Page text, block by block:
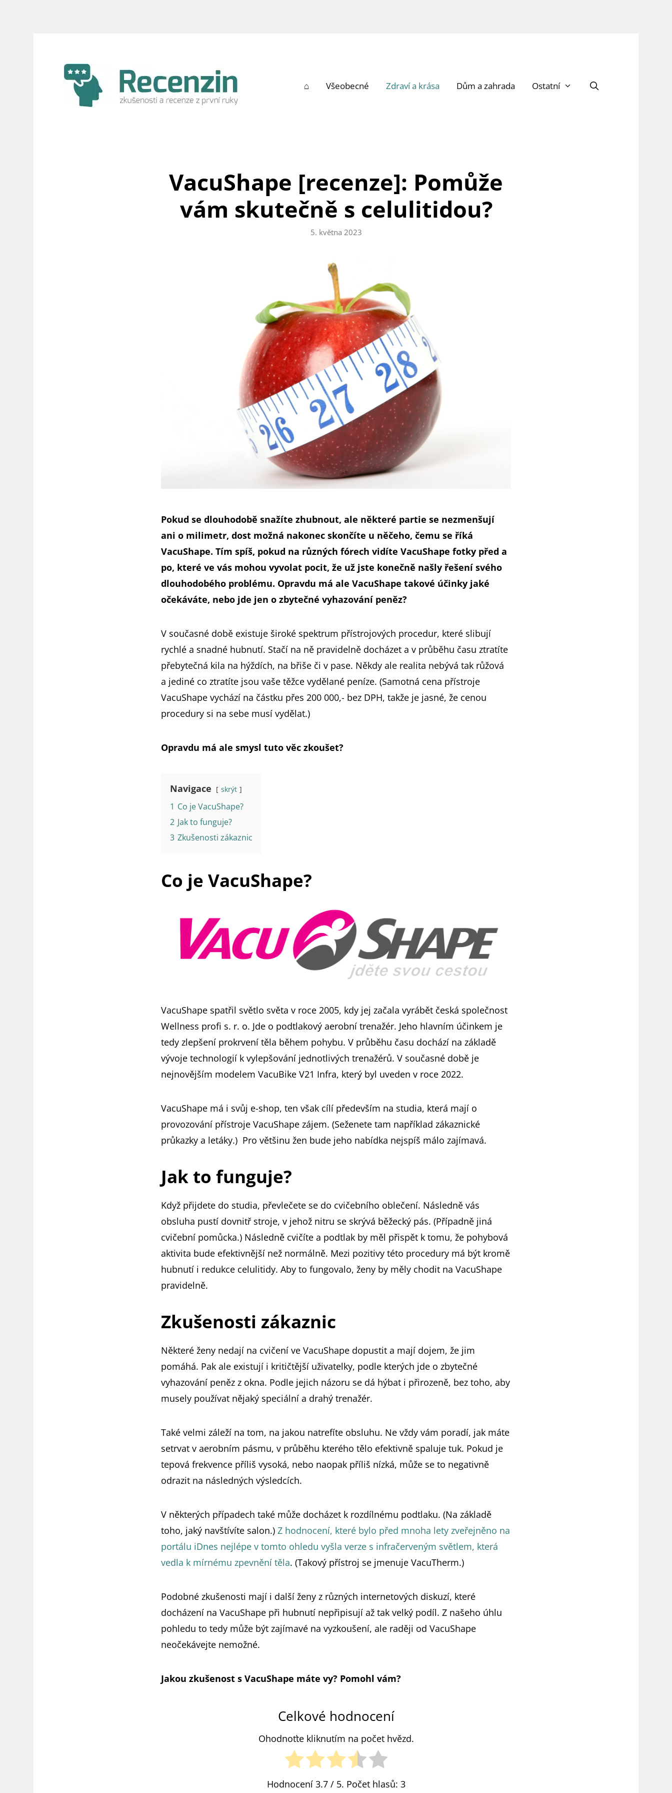
⌂ Všeobecné Zdraví a krása Dům a zahrada Ostatní
VacuShape [recenze]: Pomůže
vám skutečně s celulitidou?
5. května 2023
Pokud se dlouhodobě snažíte zhubnout, ale některé partie se nezmenšují
ani o milimetr, dost možná nakonec skončíte u něčeho, čemu se říká
VacuShape. Tím spíš, pokud na různých fórech vidíte VacuShape fotky před a
po, které ve vás mohou vyvolat pocit, že už jste konečně našly řešení svého
dlouhodobého problému. Opravdu má ale VacuShape takové účinky jaké
očekáváte, nebo jde jen o zbytečné vyhazování peněz?
V současné době existuje široké spektrum přístrojových procedur, které slibují
rychlé a snadné hubnutí. Stačí na ně pravidelně docházet a v průběhu času ztratíte
přebytečná kila na hýždích, na břiše či v pase. Někdy ale realita nebývá tak růžová
a jediné co ztratíte jsou vaše těžce vydělané peníze. (Samotná cena přístroje
VacuShape vychází na částku přes 200 000,- bez DPH, takže je jasné, že cenou
procedury si na sebe musí vydělat.)
Opravdu má ale smysl tuto věc zkoušet?
Navigace skrýt
1 Co je VacuShape?
2 Jak to funguje?
3 Zkušenosti zákaznic
Co je VacuShape?
VacuShape spatřil světlo světa v roce 2005, kdy jej začala vyrábět česká společnost
Wellness profi s. r. o. Jde o podtlakový aerobní trenažér. Jeho hlavním účinkem je
tedy zlepšení prokrvení těla během pohybu. V průběhu času dochází na základě
vývoje technologií k vylepšování jednotlivých trenažérů. V současné době je
nejnovějším modelem VacuBike V21 Infra, který byl uveden v roce 2022.
VacuShape má i svůj e-shop, ten však cílí především na studia, která mají o
provozování přístroje VacuShape zájem. (Seženete tam například zákaznické
průkazky a letáky.) Pro většinu žen bude jeho nabídka nejspíš málo zajímavá.
Jak to funguje?
Když přijdete do studia, převlečete se do cvičebního oblečení. Následně vás
obsluha pustí dovnitř stroje, v jehož nitru se skrývá běžecký pás. (Případně jiná
cvičební pomůcka.) Následně cvičíte a podtlak by měl přispět k tomu, že pohybová
aktivita bude efektivnější než normálně. Mezi pozitivy této procedury má být kromě
hubnutí i redukce celulitidy. Aby to fungovalo, ženy by měly chodit na VacuShape
pravidelně.
Zkušenosti zákaznic
Některé ženy nedají na cvičení ve VacuShape dopustit a mají dojem, že jim
pomáhá. Pak ale existují i kritičtější uživatelky, podle kterých jde o zbytečné
vyhazování peněz z okna. Podle jejich názoru se dá hýbat i přirozeně, bez toho, aby
musely používat nějaký speciální a drahý trenažér.
Také velmi záleží na tom, na jakou natrefíte obsluhu. Ne vždy vám poradí, jak máte
setrvat v aerobním pásmu, v průběhu kterého tělo efektivně spaluje tuk. Pokud je
tepová frekvence příliš vysoká, nebo naopak příliš nízká, může se to negativně
odrazit na následných výsledcích.
V některých případech také může docházet k rozdílnému podtlaku. (Na základě
toho, jaký navštívíte salon.) Z hodnocení, které bylo před mnoha lety zveřejněno na
portálu iDnes nejlépe v tomto ohledu vyšla verze s infračerveným světlem, která
vedla k mírnému zpevnění těla. (Takový přístroj se jmenuje VacuTherm.)
Podobné zkušenosti mají i další ženy z různých internetových diskuzí, které
docházení na VacuShape při hubnutí nepřipisují až tak velký podíl. Z našeho úhlu
pohledu to tedy může být zajímavé na vyzkoušení, ale raději od VacuShape
neočekávejte nemožné.
Jakou zkušenost s VacuShape máte vy? Pomohl vám?
Celkové hodnocení
Ohodnoťte kliknutím na počet hvězd.
Hodnocení 3.7/ 5. Počet hlasů: 3